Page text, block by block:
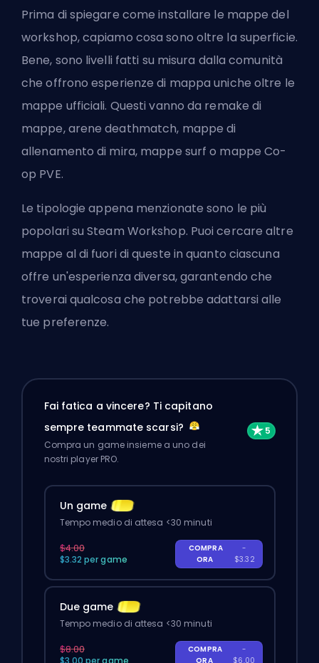
Prima di spiegare come installare le mappe del
workshop, capiamo cosa sono oltre la superficie.
Bene, sono livelli fatti su misura dalla comunità
che offrono esperienze di mappa uniche oltre le
mappe ufficiali. Questi vanno da remake di
mappe, arene deathmatch, mappe di
allenamento di mira, mappe surf o mappe Co-
op PVE.
Le tipologie appena menzionate sono le più
popolari su Steam Workshop. Puoi cercare altre
mappe al di fuori di queste in quanto ciascuna
offre un'esperienza diversa, garantendo che
troverai qualcosa che potrebbe adattarsi alle
tue preferenze.
Fai fatica a vincere? Ti capitano
sempre teammate scarsi?
Compra un game insieme a uno dei
nostri player PRO.
Un game
Tempo medio di attesa <30 minuti
$4.00
$3.32 per game
COMPRA
ORA
-
$3.32
Due game
Tempo medio di attesa <30 minuti
$8.00
$3.00 per game
COMPRA
ORA
-
$6.00